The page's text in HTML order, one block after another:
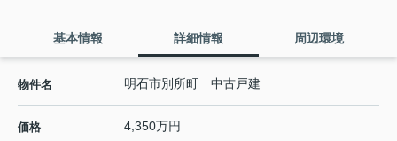
基本情報 詳細情報 周辺環境
物件名 明石市別所町 中古戸建
価格 4,350万円